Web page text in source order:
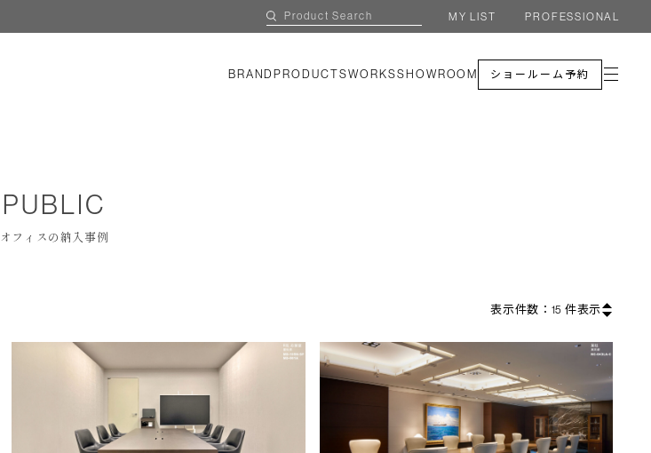
MY LIST PROFESSIONAL
BRAND PRODUCTSWORKSSHOWROOM ショールーム予約
PUBLIC
オフィスの納入事例
表示件数： 15 件表示